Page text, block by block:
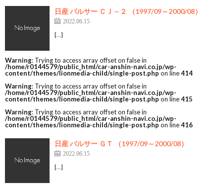
日産 パルサー ＣＪ－２ （1997/09～2000/08）
2022.06.15
[…]
Warning: Trying to access array offset on false in
/home/r0144579/public_html/car-anshin-navi.co.jp/wp-
content/themes/lionmedia-child/single-post.php on line414
Warning: Trying to access array offset on false in
/home/r0144579/public_html/car-anshin-navi.co.jp/wp-
content/themes/lionmedia-child/single-post.php on line415
Warning: Trying to access array offset on false in
/home/r0144579/public_html/car-anshin-navi.co.jp/wp-
content/themes/lionmedia-child/single-post.php on line416
日産 パルサー ＧＴ （1997/09～2000/08）
2022.06.15
[…]